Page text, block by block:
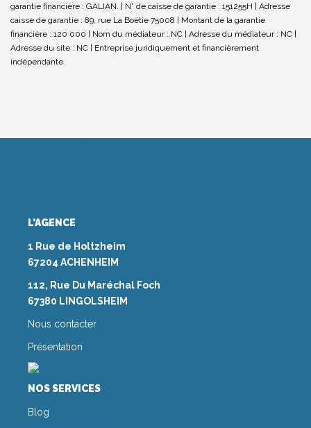
garantie financière : GALIAN. | N° de caisse de garantie : 151255H | Adresse
caisse de garantie : 89, rue La Boétie 75008 | Montant de la garantie
financière : 120 000 | Nom du médiateur : NC | Adresse du médiateur : NC |
Adresse du site : NC | Entreprise juridiquement et financièrement
indépendante
L'AGENCE
1 Rue de Holtzheim
67204 ACHENHEIM
112, Rue Du Maréchal Foch
67380 LINGOLSHEIM
Nous contacter
Présentation
NOS SERVICES
Blog